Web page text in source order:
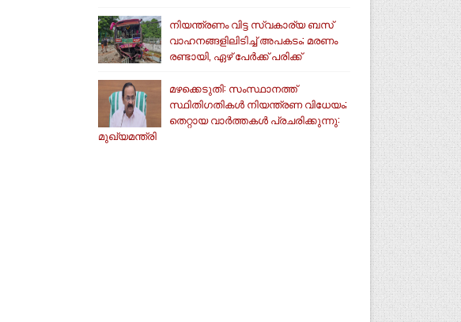
നിയന്ത്രണം വിട്ട സ്വകാര്യ ബസ്
വാഹനങ്ങളിലിടിച്ച് അപകടം; മരണം
രണ്ടായി, ഏഴ് പേർക്ക് പരിക്ക്
മഴക്കെടുതി: സംസ്ഥാനത്ത്
സ്ഥിതിഗതികള്‍ നിയന്ത്രണ വിധേയം;
തെറ്റായ വാര്‍ത്തകള്‍ പ്രചരിക്കുന്നു:
മുഖ്യമന്ത്രി